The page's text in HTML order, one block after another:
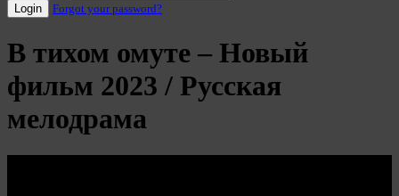
Login Forgot your password?
В тихом омуте – Новый
фильм 2023 / Русская
мелодрама